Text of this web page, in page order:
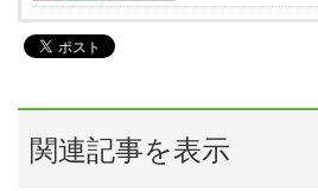
関連記事を表示